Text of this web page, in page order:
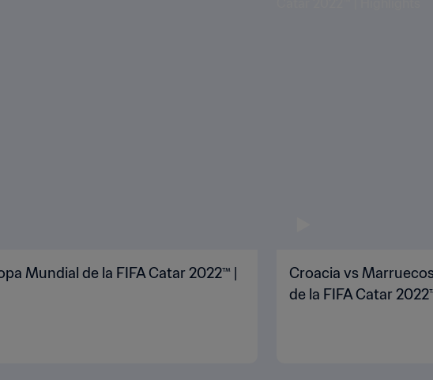
Mundial de la FIFA Catar 2022™ |
Croacia vs
de la FIFA Catar